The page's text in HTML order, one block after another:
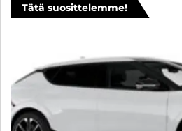
Tätä suosittelemme!